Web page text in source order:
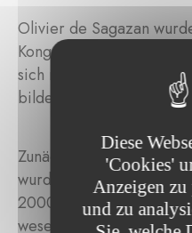
Olivier de Sagazan
Kongo, geboren. Er
sich nach zwei Jahren
bildenden Kunst.
Zunächst Maler und
wurde die Performance
2000er Jahren zu einem
wesentlichen Bestandteil
Diese
'Cookies'
Anzeigen zu
und zu